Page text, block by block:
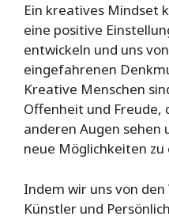
Ein kreatives Mindset
eine positive
entwickeln und uns
eingefahrenen
Kreative Menschen
Offenheit und Freude,
anderen Augen sehen
neue Möglichkeiten zu
Indem wir uns von
Künstler und